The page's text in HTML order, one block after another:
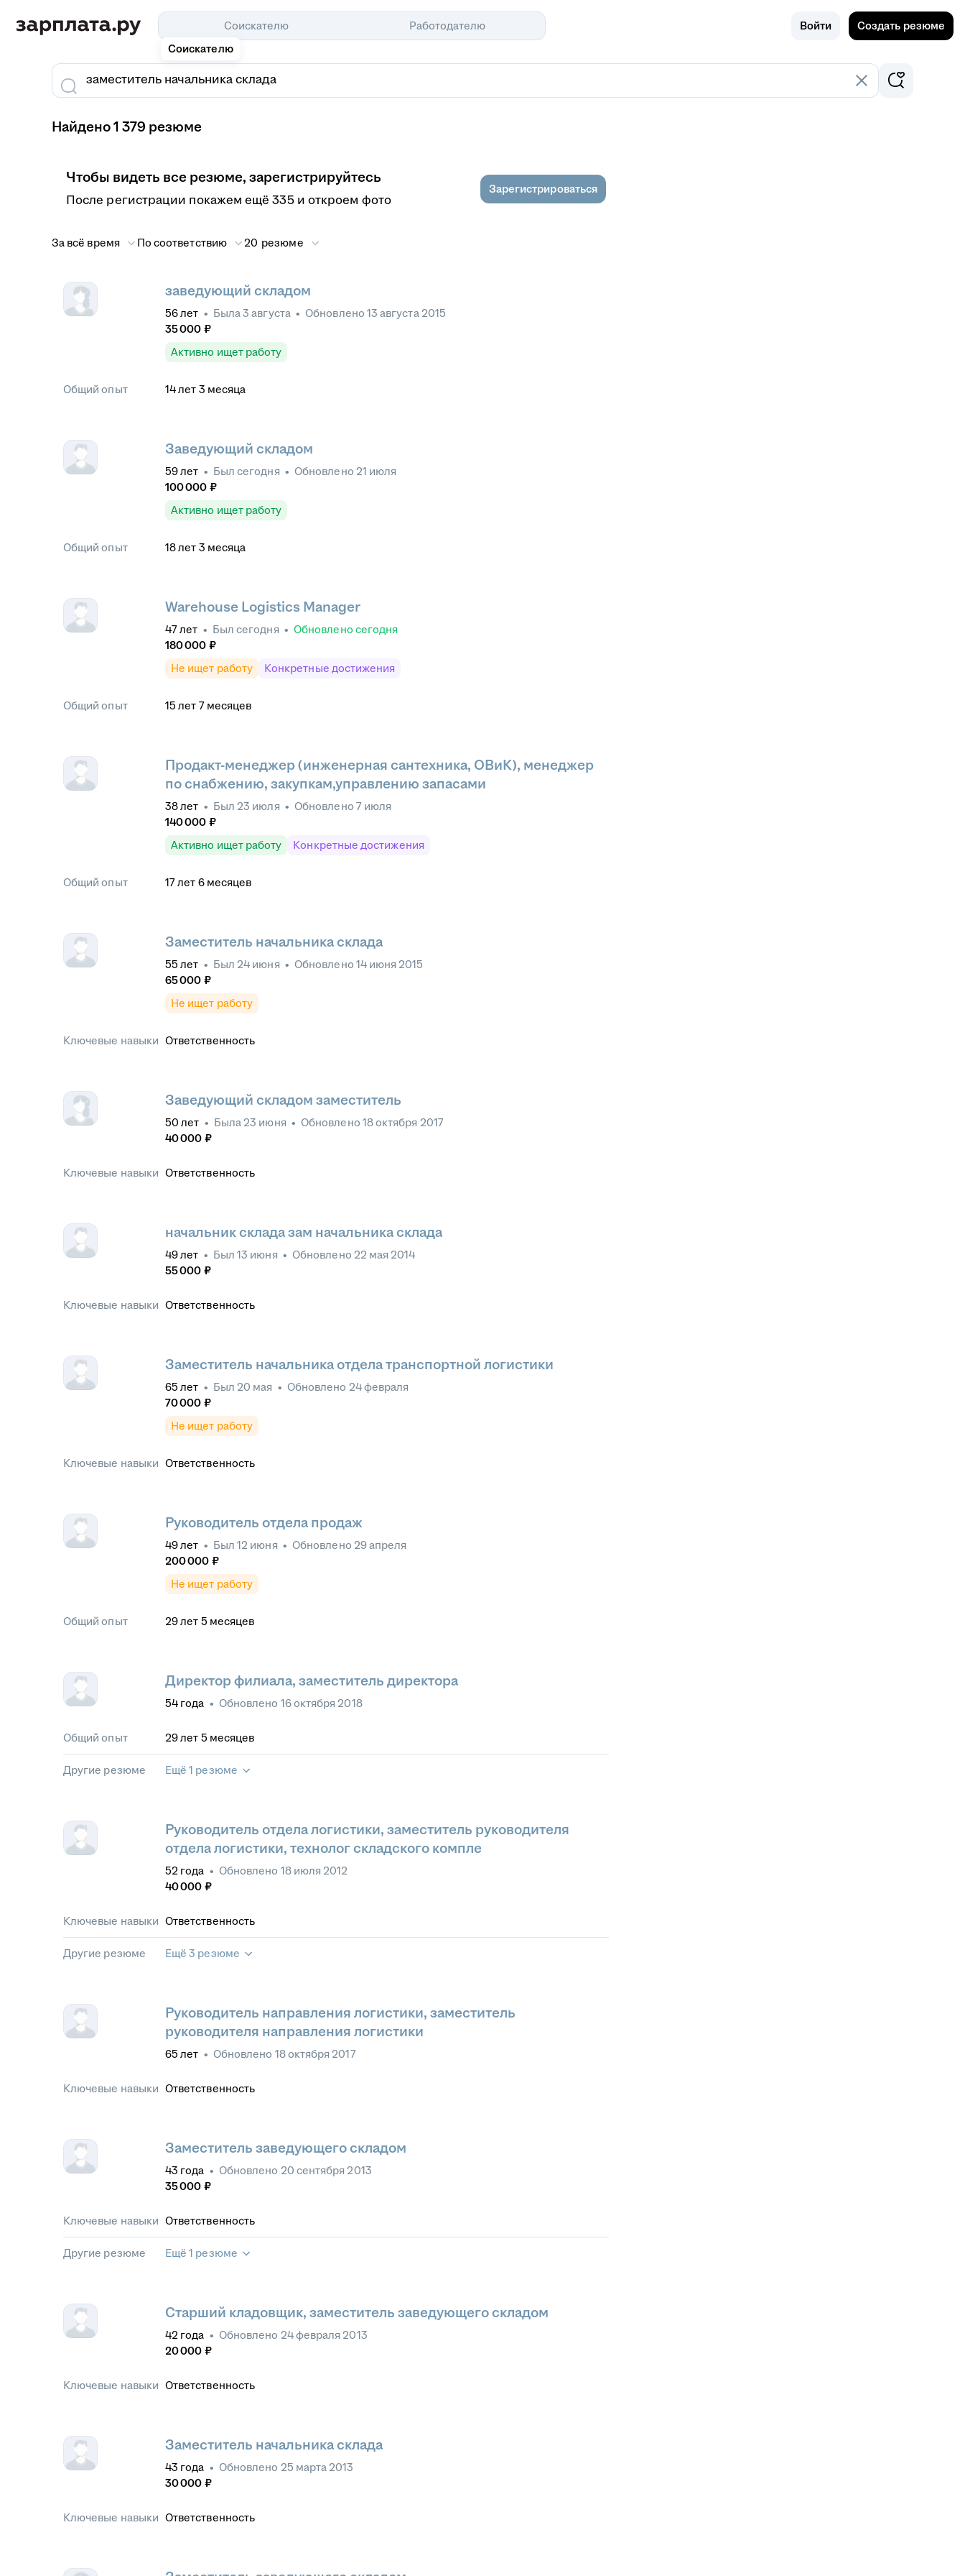
Соискателю
Соискателю
Работодателю Войти Создать резюме
Найдено 1 379 резюме
Чтобы видеть все резюме, зарегистрируйтесь
После регистрации покажем ещё 335 и откроем фото
Зарегистрироваться
За всё время По соответствию 20 резюме
заведующий складом
56лет • Была3 августа • Обновлено 13 августа 2015
35 000 ₽
Активно ищет работу
Общий опыт 14лет 3 месяца
Заведующий складом
59лет • Был сегодня • Обновлено 21 июля
100 000 ₽
Активно ищет работу
Общий опыт 18лет 3 месяца
Warehouse Logistics Manager
47лет • Был сегодня • Обновлено сегодня
180 000 ₽
Не ищет работу
Конкретные достижения
Общий опыт 15 лет 7 месяцев
Продакт-менеджер (инженерная сантехника, ОВиК), менеджер
по снабжению, закупкам,управлению запасами
38лет • Был 23 июля • Обновлено 7 июля
140 000 ₽
Активно ищет работу
Конкретные достижения
Общий опыт 17лет 6 месяцев
Заместитель начальника склада
55 лет • Был 24 июня • Обновлено 14 июня 2015
65 000 ₽
Не ищет работу
Ключевые навыки Ответственность
Заведующий складом заместитель
50 лет • Была 23 июня • Обновлено 18 октября 2017
40 000 ₽
Ключевые навыки Ответственность
начальник склада зам начальника склада
49лет • Был 13 июня • Обновлено 22 мая 2014
55 000 ₽
Ключевые навыки Ответственность
Заместитель начальника отдела транспортной логистики
65 лет • Был 20 мая • Обновлено 24 февраля
70 000 ₽
Не ищет работу
Ключевые навыки Ответственность
Руководитель отдела продаж
49лет • Был 12 июня • Обновлено 29 апреля
200 000 ₽
Не ищет работу
Общий опыт 29лет 5 месяцев
Директор филиала, заместитель директора
54 года • Обновлено 16 октября 2018
Общий опыт 29лет 5 месяцев
Другие резюме Ещё 1 резюме
Руководитель отдела логистики, заместитель руководителя
отдела логистики, технолог складского компле
52 года • Обновлено 18 июля 2012
40 000 ₽
Ключевые навыки Ответственность
Другие резюме Ещё 3 резюме
Руководитель направления логистики, заместитель
руководителя направления логистики
65 лет • Обновлено 18 октября 2017
Ключевые навыки Ответственность
Заместитель заведующего складом
43 года • Обновлено 20 сентября 2013
35 000 ₽
Ключевые навыки Ответственность
Другие резюме Ещё 1 резюме
Старший кладовщик, заместитель заведующего складом
42 года • Обновлено 24 февраля 2013
20 000 ₽
Ключевые навыки Ответственность
Заместитель начальника склада
43 года • Обновлено 25 марта 2013
30 000 ₽
Ключевые навыки Ответственность